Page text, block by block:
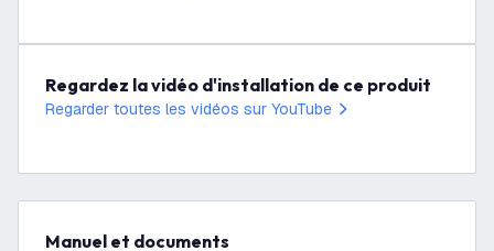
Regardez la vidéo d'installation de ce produit
Regarder toutes les vidéos sur YouTube
Manuel et documents